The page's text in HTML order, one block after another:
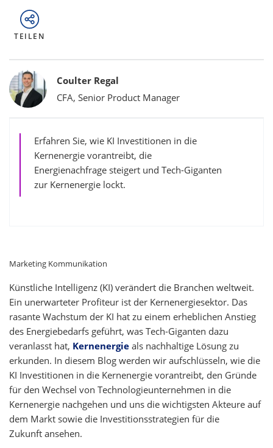
TEILEN
Bylines
Coulter Regal
CFA, Senior Product Manager
Erfahren Sie, wie KI Investitionen in die
Kernenergie vorantreibt, die
Energienachfrage steigert und Tech-Giganten
zur Kernenergie lockt.
Marketing Kommunikation
Künstliche Intelligenz (KI) verändert die Branchen weltweit.
Ein unerwarteter Profiteur ist der Kernenergiesektor. Das
rasante Wachstum der KI hat zu einem erheblichen Anstieg
des Energiebedarfs geführt, was Tech-Giganten dazu
veranlasst hat, Kernenergie als nachhaltige Lösung zu
erkunden. In diesem Blog werden wir aufschlüsseln, wie die
KI Investitionen in die Kernenergie vorantreibt, den Gründe
für den Wechsel von Technologieunternehmen in die
Kernenergie nachgehen und uns die wichtigsten Akteure auf
dem Markt sowie die Investitionsstrategien für die
Zukunft ansehen.